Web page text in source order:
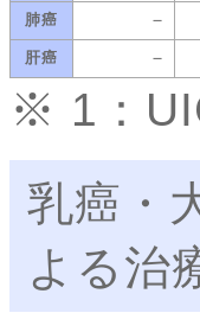
肺癌 －
肝癌 －
※ 1：
乳癌・
よる治